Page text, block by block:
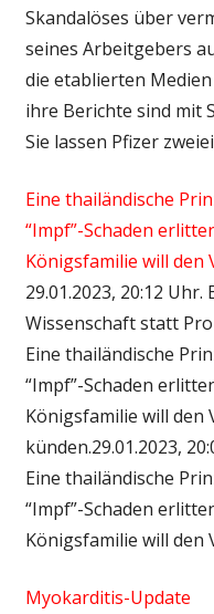
Skandalöses über
seines Arbeitgebers
die etablierten
ihre Berichte sind mit
Sie lassen Pfizer
Eine thailändische
“Impf”-Schaden
Königsfamilie will den
29.01.2023, 20:12
Wissenschaft statt
Eine thailändische
“Impf”-Schaden
Königsfamilie will den
künden.29.01.2023,
Eine thailändische
“Impf”-Schaden
Königsfamilie will den
Myokarditis-Update